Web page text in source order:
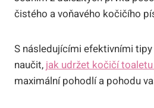
čistého a voňavého kočičího
S následujícími efektivními
naučit, jak udržet kočičí
maximální pohodlí a pohodu